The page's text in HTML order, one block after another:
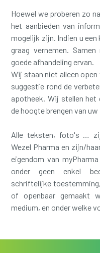
Hoewel we proberen zo
het aanbieden van
mogelijk zijn. Indien u
graag vernemen.
goede afhandeling ervan.
Wij staan niet alleen
suggestie rond de
apotheek. Wij stellen
de hoogte brengen van
Alle teksten, foto's …
Wezel Pharma en zijn/
eigendom van
onder geen enkel
schriftelijke
of openbaar gemaakt
medium, en onder welke